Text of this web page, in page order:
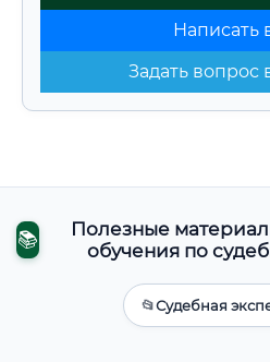
Написать
Задать вопрос
📚
Полезные
обучения по
📂Судебная